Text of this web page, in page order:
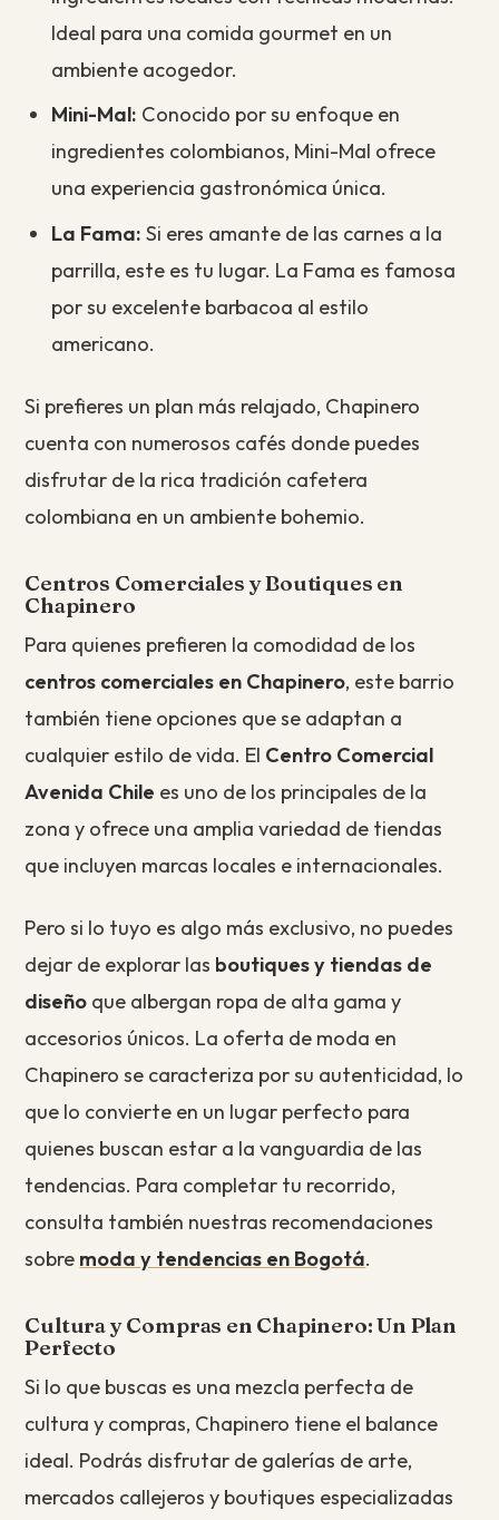
Ideal para una comida gourmet en un
ambiente acogedor.
Mini-Mal: Conocido por su enfoque en
ingredientes colombianos, Mini-Mal ofrece
una experiencia gastronómica única.
La Fama: Si eres amante de las carnes a la
parrilla, este es tu lugar. La Fama es famosa
por su excelente barbacoa al estilo
americano.
Si prefieres un plan más relajado, Chapinero
cuenta con numerosos cafés donde puedes
disfrutar de la rica tradición cafetera
colombiana en un ambiente bohemio.
Centros Comerciales y Boutiques en
Chapinero
Para quienes prefieren la comodidad de los
centros comerciales en Chapinero, este barrio
también tiene opciones que se adaptan a
cualquier estilo de vida. El Centro Comercial
Avenida Chile es uno de los principales de la
zona y ofrece una amplia variedad de tiendas
que incluyen marcas locales e internacionales.
Pero si lo tuyo es algo más exclusivo, no puedes
dejar de explorar las boutiques y tiendas de
diseño que albergan ropa de alta gama y
accesorios únicos. La oferta de moda en
Chapinero se caracteriza por su autenticidad, lo
que lo convierte en un lugar perfecto para
quienes buscan estar a la vanguardia de las
tendencias. Para completar tu recorrido,
consulta también nuestras recomendaciones
sobre moda y tendencias en Bogotá.
Cultura y Compras en Chapinero: Un Plan
Perfecto
Si lo que buscas es una mezcla perfecta de
cultura y compras, Chapinero tiene el balance
ideal. Podrás disfrutar de galerías de arte,
mercados callejeros y boutiques especializadas